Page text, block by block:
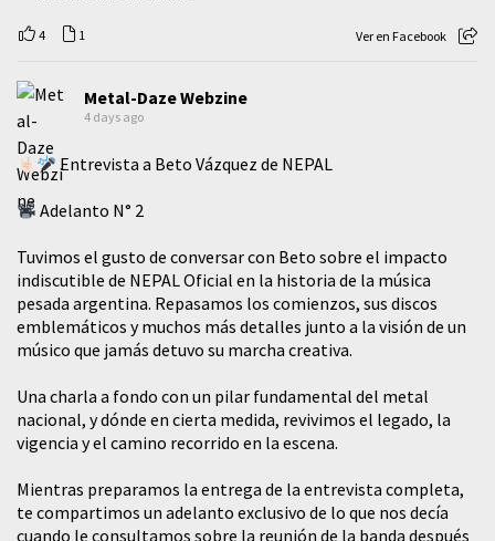
4 1 Ver en Facebook
Metal-Daze Webzine
4 days ago
Entrevista a Beto Vázquez de NEPAL
Adelanto N° 2
Tuvimos el gusto de conversar con Beto sobre el impacto
indiscutible de NEPAL Oficial en la historia de la música
pesada argentina. Repasamos los comienzos, sus discos
emblemáticos y muchos más detalles junto a la visión de un
músico que jamás detuvo su marcha creativa.
​Una charla a fondo con un pilar fundamental del metal
nacional, y dónde en cierta medida, revivimos el legado, la
vigencia y el camino recorrido en la escena.
Mientras preparamos la entrega de la entrevista completa,
te compartimos un adelanto exclusivo de lo que nos decía
cuando le consultamos sobre la reunión de la banda después